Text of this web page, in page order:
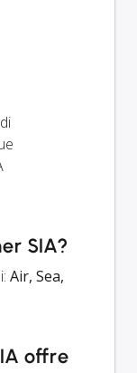
SIA?
Air, Sea,
offre